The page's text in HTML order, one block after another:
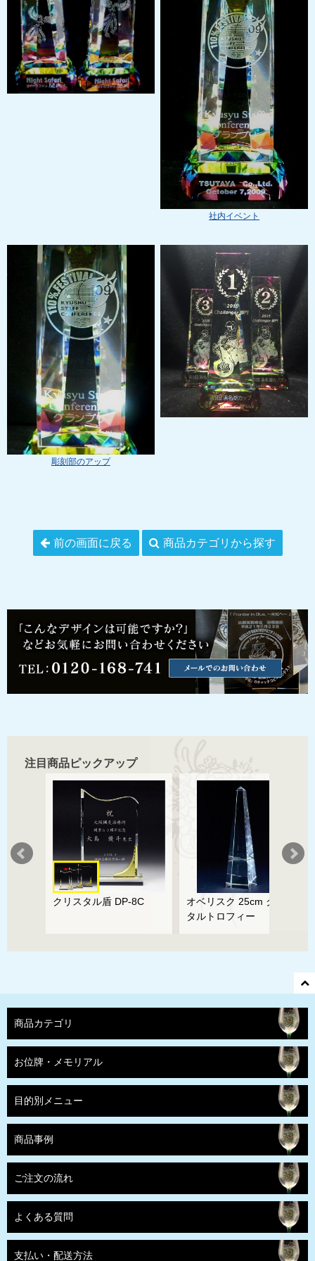
社内イベント
彫刻部のアップ
前の画面に戻る 商品カテゴリから探す
注目商品ピックアップ
クリスタル盾 DP-8C
オベリスク 25cm クリス
タルトロフィー
商品カテゴリ
お位牌・メモリアル
目的別メニュー
商品事例
ご注文の流れ
よくある質問
支払い・配送方法